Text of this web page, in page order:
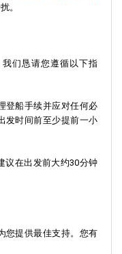
。
们恳请您遵循以下指
登船手续并应对任何必
发时间前至少提前一小
议在出发前大约30分钟
您提供最佳支持。您有